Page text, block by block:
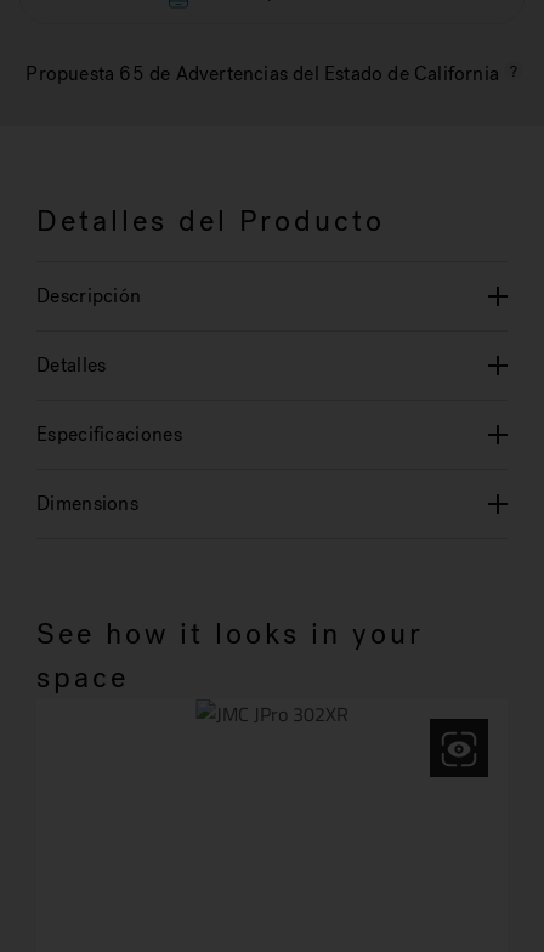
Propuesta 65 de Advertencias del Estado de California
Detalles del Producto
Descripción
Detalles
Especificaciones
Dimensions
See how it looks in your
space